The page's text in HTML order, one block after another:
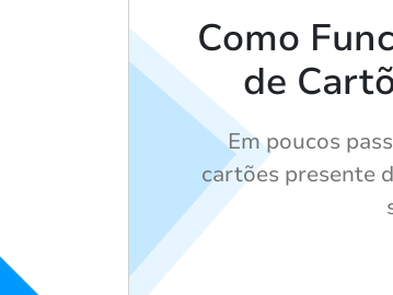
Como
de
Em poucos
cartões presente